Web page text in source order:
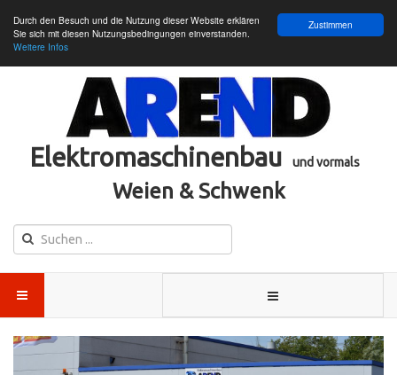
Zustimmen
Durch den Besuch und die Nutzung dieser Website erklären
Sie sich mit diesen Nutzungsbedingungen einverstanden.
Weitere Infos
Elektromaschinenbau und vormals
Weien & Schwenk